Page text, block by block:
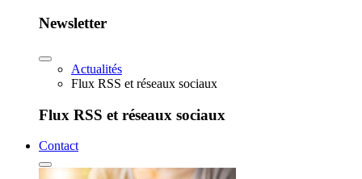
Newsletter
Actualités
Flux RSS et réseaux sociaux
Flux RSS et réseaux sociaux
Contact